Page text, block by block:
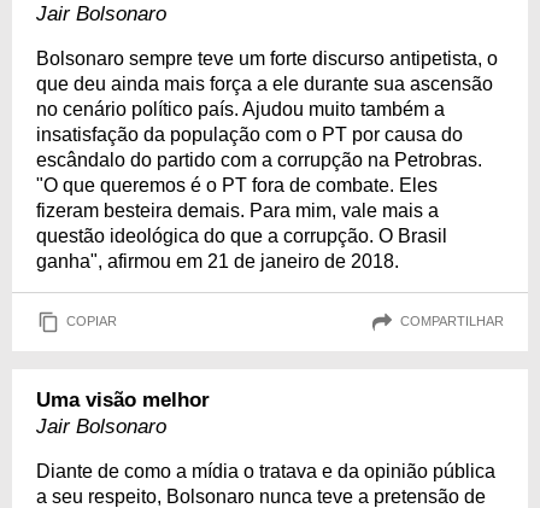
Jair Bolsonaro
Bolsonaro sempre teve um forte discurso antipetista, o
que deu ainda mais força a ele durante sua ascensão
no cenário político país. Ajudou muito também a
insatisfação da população com o PT por causa do
escândalo do partido com a corrupção na Petrobras.
"O que queremos é o PT fora de combate. Eles
fizeram besteira demais. Para mim, vale mais a
questão ideológica do que a corrupção. O Brasil
ganha", afirmou em 21 de janeiro de 2018.
COPIAR COMPARTILHAR
Uma visão melhor
Jair Bolsonaro
Diante de como a mídia o tratava e da opinião pública
a seu respeito, Bolsonaro nunca teve a pretensão de